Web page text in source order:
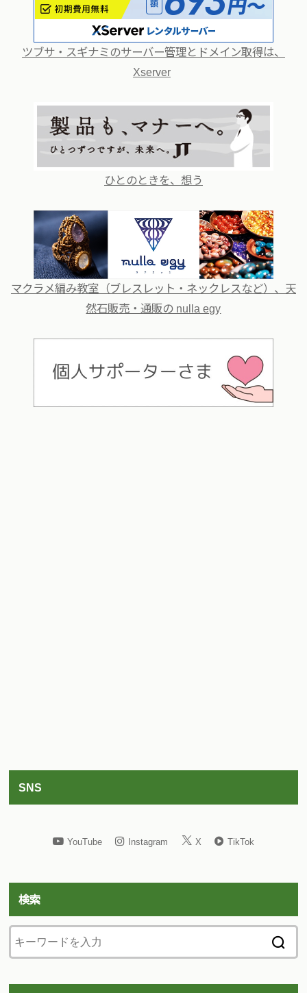
ツブサ・スギナミのサーバー管理とドメイン取得は、
Xserver
ひとのときを、想う
マクラメ編み教室（ブレスレット・ネックレスなど）、天
然石販売・通販の nulla egy
SNS
YouTube Instagram X TikTok
検索